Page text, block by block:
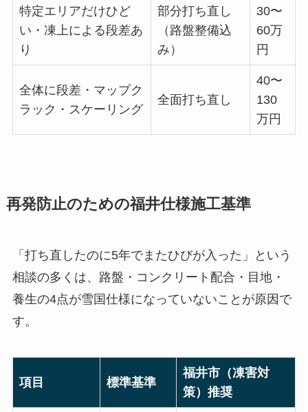
特定エリアだけひど
い・凍上による段差あ
り
部分打ち直し
（路盤整備込
み）
30〜
60万
円
全体に段差・マップク
ラック・スケーリング
全面打ち直し
40〜
130
万円
再発防止のための福井仕様施工基準
「打ち直したのに5年でまたひびが入った」という
相談の多くは、路盤・コンクリート配合・目地・
養生の4点が雪国仕様になっていないことが原因で
す。
項目 標準基準
福井市（凍害対
策）推奨